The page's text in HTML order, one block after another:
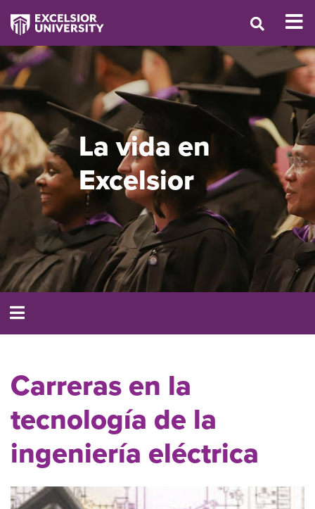
La vida en
Excelsior
Carreras en la
tecnología de la
ingeniería eléctrica